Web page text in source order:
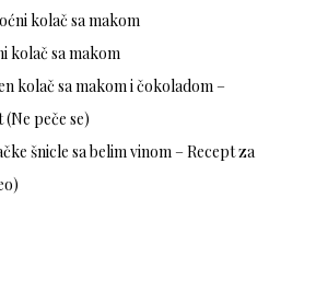
kolač sa makom
kolač sa makom
kolač sa makom i čokoladom –
peče se)
šnicle sa belim vinom – Recept za